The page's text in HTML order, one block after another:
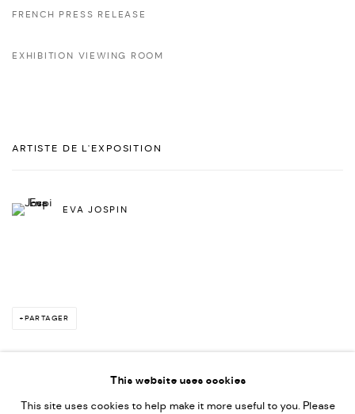
FRENCH PRESS RELEASE
EXHIBITION VIEWING ROOM
ARTISTE DE L'EXPOSITION
EVA JOSPIN
PARTAGER
This website uses cookies
This site uses cookies to help make it more useful to you. Please